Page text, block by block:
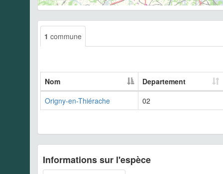
1 commune
Nom
Departement
Origny-en-Thiérache
02
Informations sur l'espèce